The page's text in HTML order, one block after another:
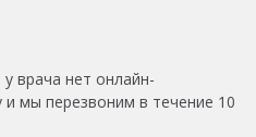
врача нет онлайн-
и мы перезвоним в течение 10